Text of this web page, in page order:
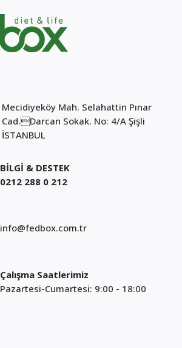
Mecidiyeköy Mah. Selahattin Pınar
Cad.Darcan Sokak. No: 4/A Şişli
İSTANBUL
BİLGİ & DESTEK
0212 288 0 212
info@fedbox.com.tr
Çalışma Saatlerimiz
Pazartesi-Cumartesi: 9:00 - 18:00